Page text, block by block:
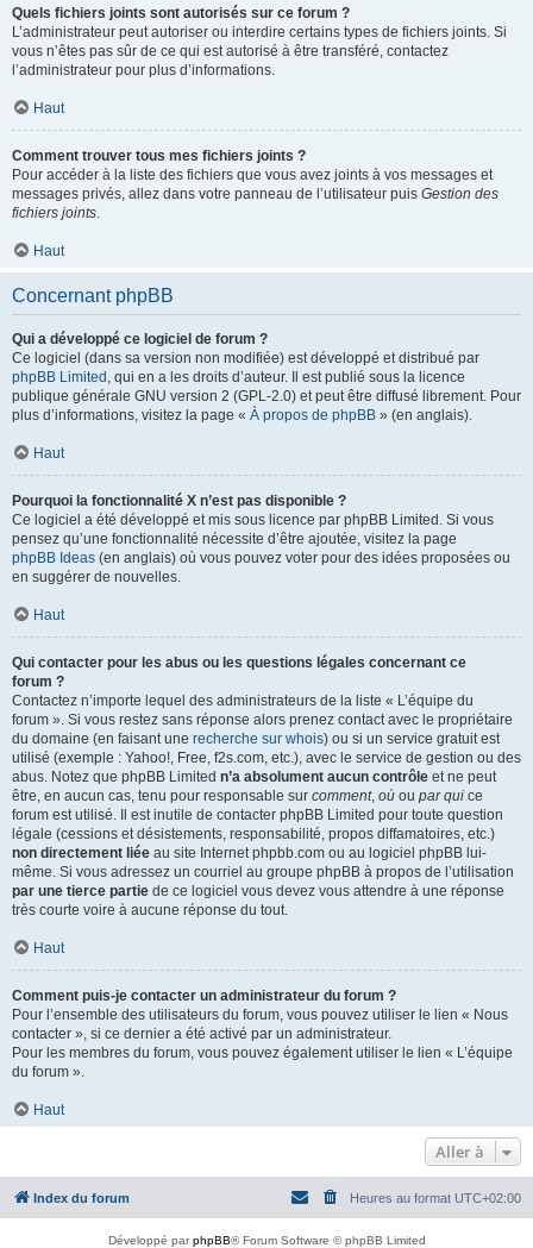
Quels fichiers joints sont autorisés sur ce forum ?
L’administrateur peut autoriser ou interdire certains types de fichiers joints. Si
vous n’êtes pas sûr de ce qui est autorisé à être transféré, contactez
l’administrateur pour plus d’informations.
Haut
Comment trouver tous mes fichiers joints ?
Pour accéder à la liste des fichiers que vous avez joints à vos messages et
messages privés, allez dans votre panneau de l’utilisateur puis Gestion des
fichiers joints.
Haut
Concernant phpBB
Qui a développé ce logiciel de forum ?
Ce logiciel (dans sa version non modifiée) est développé et distribué par
phpBB Limited , qui en a les droits d’auteur. Il est publié sous la licence
publique générale GNU version 2 (GPL-2.0) et peut être diffusé librement. Pour
plus d’informations, visitez la page « À propos de phpBB » (en anglais).
Haut
Pourquoi la fonctionnalité X n’est pas disponible ?
Ce logiciel a été développé et mis sous licence par phpBB Limited. Si vous
pensez qu’une fonctionnalité nécessite d’être ajoutée, visitez la page
phpBB Ideas (en anglais) où vous pouvez voter pour des idées proposées ou
en suggérer de nouvelles.
Haut
Qui contacter pour les abus ou les questions légales concernant ce
forum ?
Contactez n’importe lequel des administrateurs de la liste « L’équipe du
forum ». Si vous restez sans réponse alors prenez contact avec le propriétaire
du domaine (en faisant une recherche sur whois) ou si un service gratuit est
utilisé (exemple : Yahoo!, Free, f2s.com, etc.), avec le service de gestion ou des
abus. Notez que phpBB Limited n’a absolument aucun contrôle et ne peut
être, en aucun cas, tenu pour responsable sur comment, où ou par qui ce
forum est utilisé. Il est inutile de contacter phpBB Limited pour toute question
légale (cessions et désistements, responsabilité, propos diffamatoires, etc.)
non directement liée au site Internet phpbb.com ou au logiciel phpBB lui-
même. Si vous adressez un courriel au groupe phpBB à propos de l’utilisation
par une tierce partie de ce logiciel vous devez vous attendre à une réponse
très courte voire à aucune réponse du tout.
Haut
Comment puis-je contacter un administrateur du forum ?
Pour l’ensemble des utilisateurs du forum, vous pouvez utiliser le lien « Nous
contacter », si ce dernier a été activé par un administrateur.
Pour les membres du forum, vous pouvez également utiliser le lien « L’équipe
du forum ».
Haut
Aller à
Index du forum Heures au format UTC+02:00
Développé parphpBB® Forum Software © phpBB Limited